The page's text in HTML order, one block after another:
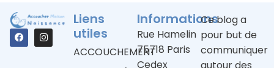
Liens
utiles
ACCOUCHEMENT
Informations
Rue Hamelin
75718 Paris
Cedex
Ce blog a
pour but de
communiquer
autour des